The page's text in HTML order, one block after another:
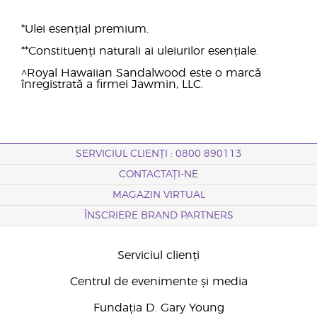
*Ulei esențial premium.
**Constituenți naturali ai uleiurilor esențiale.
^Royal Hawaiian Sandalwood este o marcă
înregistrată a firmei Jawmin, LLC.
SERVICIUL CLIENȚI : 0800 890113
CONTACTAȚI-NE
MAGAZIN VIRTUAL
ÎNSCRIERE BRAND PARTNERS
Serviciul clienți
Centrul de evenimente și media
Fundația D. Gary Young